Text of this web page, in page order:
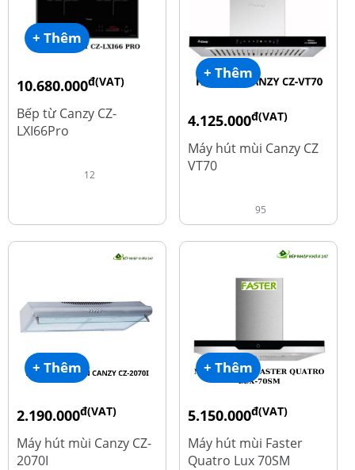
+ Thêm
10.680.000đ(VAT)
Bếp từ Canzy CZ-
LXI66Pro
12
+ Thêm
4.125.000đ(VAT)
8.500.000
Máy hút mùi Canzy CZ
VT70
95
+ Thêm
2.190.000đ(VAT)
4.450.000
Máy hút mùi Canzy CZ-
2070I
+ Thêm
5.150.000đ(VAT)
9.700.000
Máy hút mùi Faster
Quatro Lux 70SM